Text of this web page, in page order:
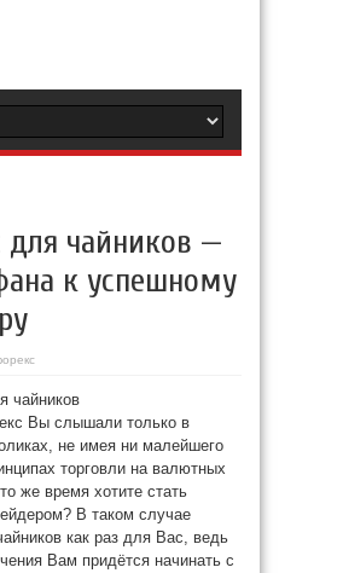
для чайников —
к успешному
Вы слышали только в
не имея ни малейшего
торговли на валютных
же время хотите стать
В таком случае
как раз для Вас, ведь
Вам придётся начинать с